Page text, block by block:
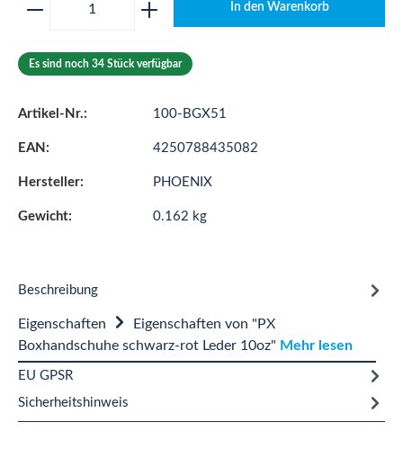
In den Warenkorb
Es sind noch 34 Stück verfügbar
Artikel-Nr.: 100-BGX51
EAN: 4250788435082
Hersteller: PHOENIX
Gewicht: 0.162 kg
Beschreibung
Eigenschaften
Eigenschaften von "PX
Boxhandschuhe schwarz-rot Leder 10oz" Mehr lesen
EU GPSR
Sicherheitshinweis